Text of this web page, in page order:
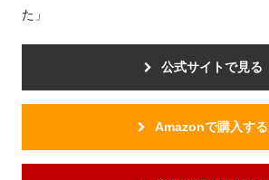
た」
公式サイトで見る
Amazonで購入する